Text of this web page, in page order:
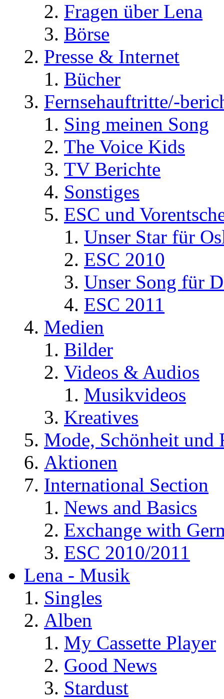
Fragen über Lena
Börse
Presse & Internet
Bücher
Fernsehauftritte/-
Sing meinen Song
The Voice Kids
TV Berichte
Sonstiges
ESC und
Unser Star für
ESC 2010
Unser Song für
ESC 2011
Medien
Bilder
Videos & Audios
Musikvideos
Kreatives
Mode, Schönheit und
Aktionen
International Section
News and Basics
Exchange with
ESC 2010/2011
Lena - Musik
Singles
Alben
My Cassette Player
Good News
Stardust